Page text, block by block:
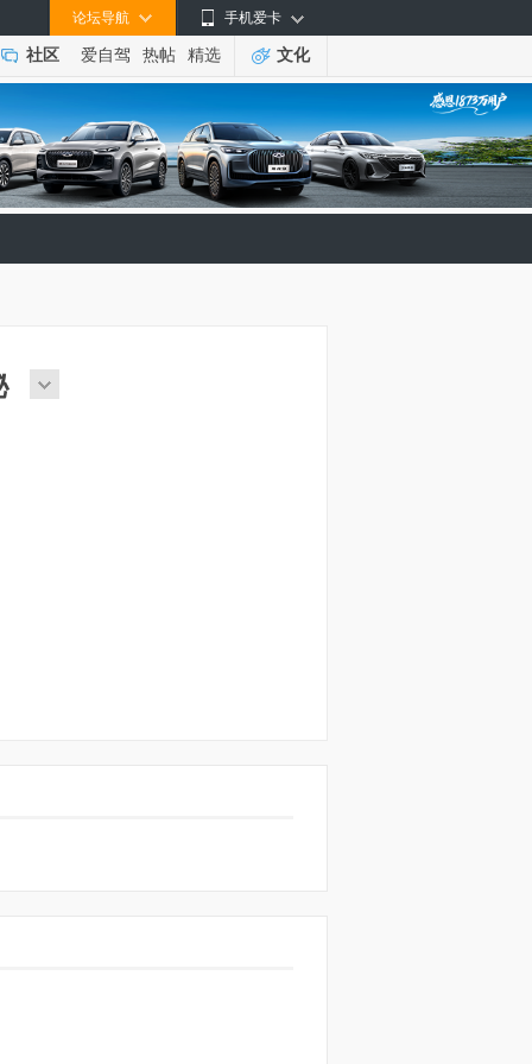
手机爱卡
论坛导航
社区 爱自驾 热帖 精选 文化